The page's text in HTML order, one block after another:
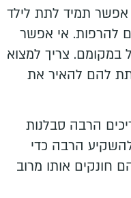
תמיד לתת לילד
להרפות. אי אפשר
במקומם. צריך למצוא
להם להאיר את
הרבה סבלנות
הרבה כדי
חונקים אותו מרוב